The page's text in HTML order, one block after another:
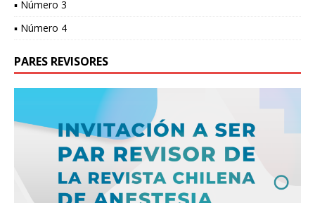
▪ Número 3
▪ Número 4
PARES REVISORES